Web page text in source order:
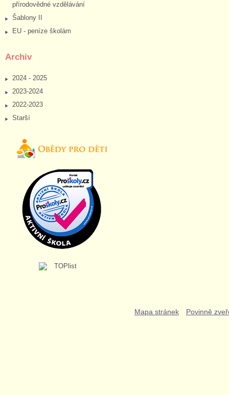
přírodovědné vzdělávání
Šablony II
EU - peníze školám
Archiv
2024 - 2025
2023-2024
2022-2023
Starší
Mapa stránek Povinně